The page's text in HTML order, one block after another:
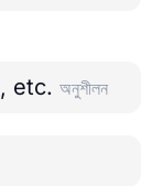
etc. অনুশীলন